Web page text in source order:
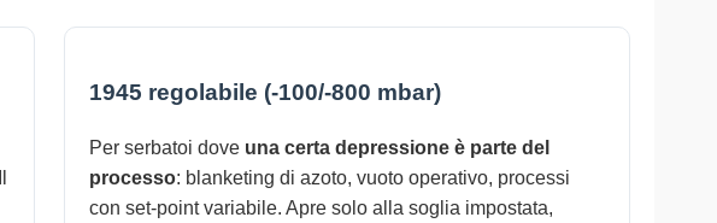
1945 regolabile (-100/-800 mbar)
Per serbatoi dove una certa depressione è parte del
processo: blanketing di azoto, vuoto operativo, processi
con set-point variabile. Apre solo alla soglia impostata,